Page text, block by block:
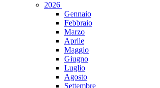
2026
Gennaio
Febbraio
Marzo
Aprile
Maggio
Giugno
Luglio
Agosto
Settembre